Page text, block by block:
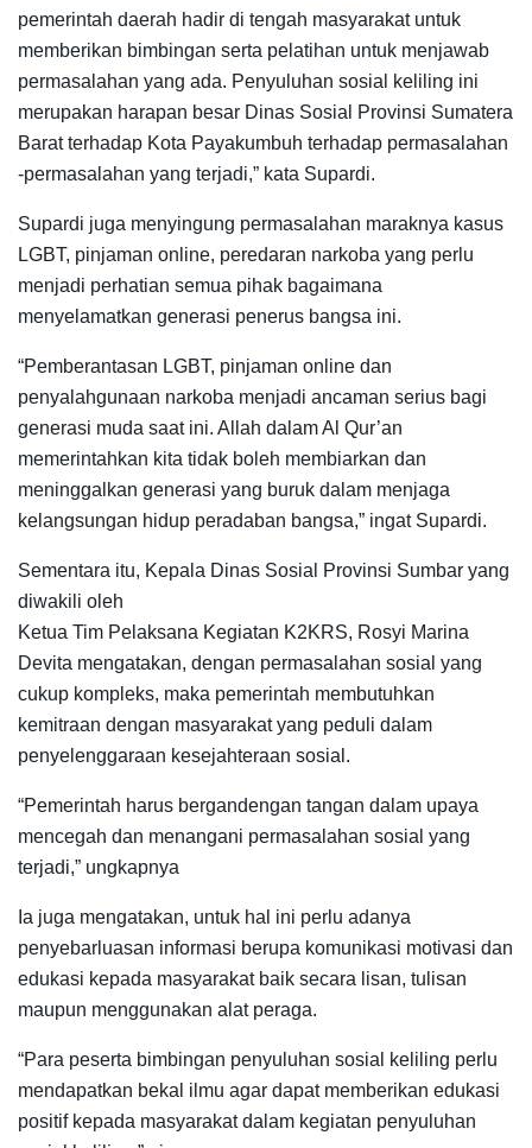
pemerintah daerah hadir di tengah masyarakat untuk
memberikan bimbingan serta pelatihan untuk menjawab
permasalahan yang ada. Penyuluhan sosial keliling ini
merupakan harapan besar Dinas Sosial Provinsi Sumatera
Barat terhadap Kota Payakumbuh terhadap permasalahan
-permasalahan yang terjadi,” kata Supardi.
Supardi juga menyingung permasalahan maraknya kasus
LGBT, pinjaman online, peredaran narkoba yang perlu
menjadi perhatian semua pihak bagaimana
menyelamatkan generasi penerus bangsa ini.
“Pemberantasan LGBT, pinjaman online dan
penyalahgunaan narkoba menjadi ancaman serius bagi
generasi muda saat ini. Allah dalam Al Qur’an
memerintahkan kita tidak boleh membiarkan dan
meninggalkan generasi yang buruk dalam menjaga
kelangsungan hidup peradaban bangsa,” ingat Supardi.
Sementara itu, Kepala Dinas Sosial Provinsi Sumbar yang
diwakili oleh
Ketua Tim Pelaksana Kegiatan K2KRS, Rosyi Marina
Devita mengatakan, dengan permasalahan sosial yang
cukup kompleks, maka pemerintah membutuhkan
kemitraan dengan masyarakat yang peduli dalam
penyelenggaraan kesejahteraan sosial.
“Pemerintah harus bergandengan tangan dalam upaya
mencegah dan menangani permasalahan sosial yang
terjadi,” ungkapnya
Ia juga mengatakan, untuk hal ini perlu adanya
penyebarluasan informasi berupa komunikasi motivasi dan
edukasi kepada masyarakat baik secara lisan, tulisan
maupun menggunakan alat peraga.
“Para peserta bimbingan penyuluhan sosial keliling perlu
mendapatkan bekal ilmu agar dapat memberikan edukasi
positif kepada masyarakat dalam kegiatan penyuluhan